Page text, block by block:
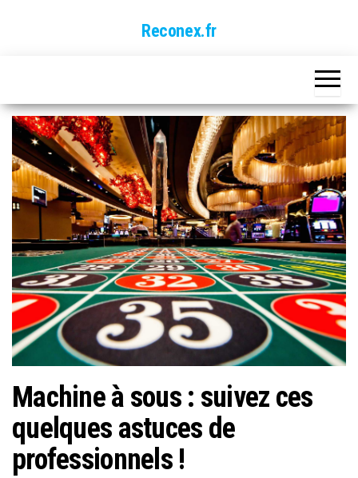
Reconex.fr
Machine à sous : suivez ces
quelques astuces de
professionnels !